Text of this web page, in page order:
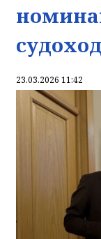
23.03.2026 11:42